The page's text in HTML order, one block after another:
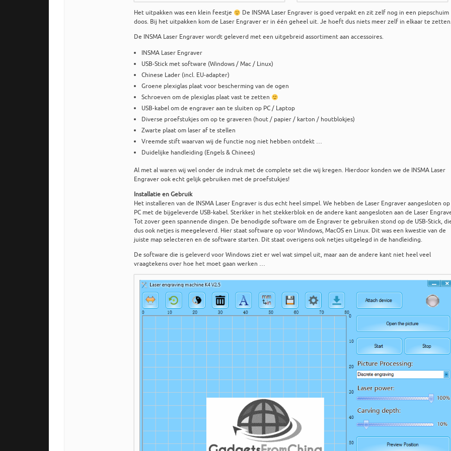
Het uitpakken was een klein feestje
De INSMA Laser Engraver is goed verpakt en zit zelf nog in een piepschuim
doos. Bij het uitpakken kom de Laser Engraver er in één geheel uit. Je hoeft dus niets meer zelf in elkaar te zetten.
De INSMA Laser Engraver wordt geleverd met een uitgebreid assortiment aan accessoires.
INSMA Laser Engraver
USB-Stick met software (Windows / Mac / Linux)
Chinese Lader (incl. EU-adapter)
Groene plexiglas plaat voor bescherming van de ogen
Schroeven om de plexiglas plaat vast te zetten
USB-kabel om de engraver aan te sluiten op PC / Laptop
Diverse proefstukjes om op te graveren (hout / papier / karton / houtblokjes)
Zwarte plaat om laser af te stellen
Vreemde stift waarvan wij de functie nog niet hebben ontdekt …
Duidelijke handleiding (Engels & Chinees)
Al met al waren wij wel onder de indruk met de complete set die wij kregen. Hierdoor konden we de INSMA Laser
Engraver ook echt gelijk gebruiken met de proefstukjes!
Installatie en Gebruik
Het installeren van de INSMA Laser Engraver is dus echt heel simpel. We hebben de Laser Engraver aangesloten op
PC met de bijgeleverde USB-kabel. Sterkker in het stekkerblok en de andere kant aangesloten aan de Laser
Tot zover geen spannende dingen. De benodigde software om de Engraver te gebruiken stond op de USB-Stick,
dus ook netjes is meegeleverd. Hier staat software op voor Windows, MacOS en Linux. Dit was een kwestie van de
juiste map selecteren en de software starten. Dit staat overigens ook netjes uitgelegd in de handleiding.
De software die is geleverd voor Windows ziet er wel wat simpel uit, maar aan de andere kant niet heel veel
vraagtekens over hoe het moet gaan werken …